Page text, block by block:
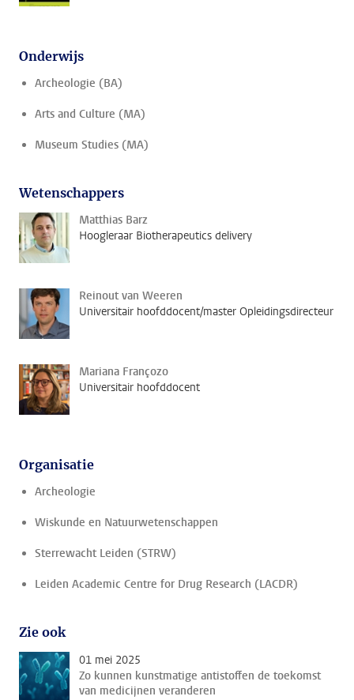
Onderwijs
Archeologie (BA)
Arts and Culture (MA)
Museum Studies (MA)
Wetenschappers
Matthias Barz
Hoogleraar Biotherapeutics delivery
Reinout van Weeren
Universitair hoofddocent/master Opleidingsdirecteur
Mariana Françozo
Universitair hoofddocent
Organisatie
Archeologie
Wiskunde en Natuurwetenschappen
Sterrewacht Leiden (STRW)
Leiden Academic Centre for Drug Research (LACDR)
Zie ook
01 mei 2025
Zo kunnen kunstmatige antistoffen de toekomst
van medicijnen veranderen